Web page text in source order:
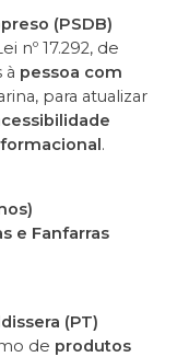
(PSDB)
nº 17.292, de
à pessoa com
para atualizar
.
e Fanfarras
(PT)
de produtos